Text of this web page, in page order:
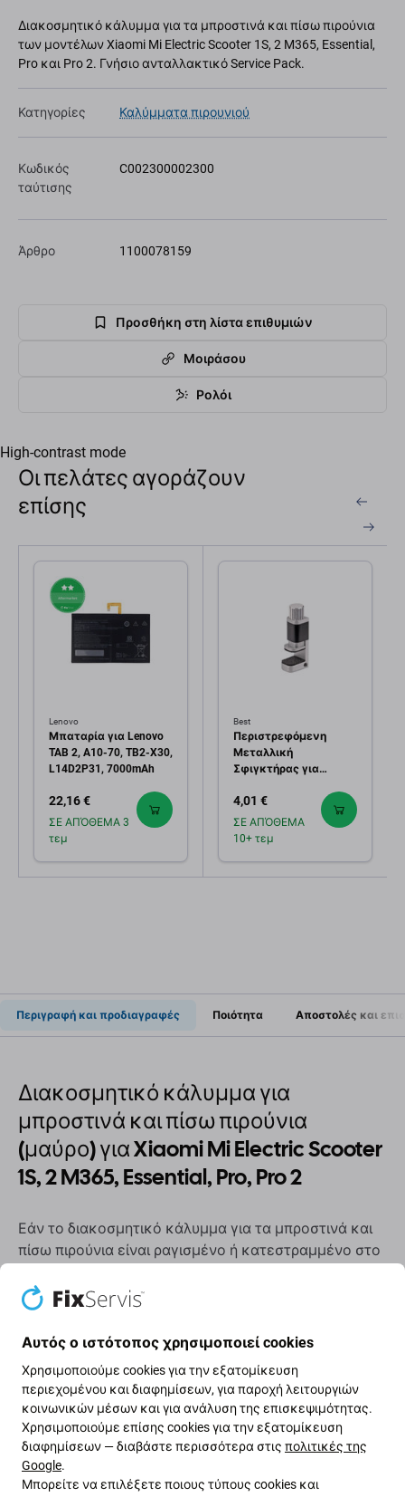
Διακοσμητικό κάλυμμα για τα μπροστινά και πίσω πιρούνια
των μοντέλων Xiaomi Mi Electric Scooter 1S, 2 M365, Essential,
Pro και Pro 2. Γνήσιο ανταλλακτικό Service Pack.
Κατηγορίες Καλύμματα πιρουνιού
Κωδικός
ταύτισης
C002300002300
Άρθρο 1100078159
Προσθήκη στη λίστα επιθυμιών
Μοιράσου
Ρολόι
High-contrast mode
Οι πελάτες αγοράζουν
επίσης
Lenovo
Μπαταρία για Lenovo
TAB 2, A10-70, TB2-X30,
L14D2P31, 7000mAh
22,16 €
ΣΕ ΑΠΌΘΕΜΑ 3
τεμ
Best
Περιστρεφόμενη
Μεταλλική
Σφιγκτήρας για
- Εύρος 15mm
4,01 €
ΣΕ ΑΠΌΘΕΜΑ
10+ τεμ
Περιγραφή και προδιαγραφές Ποιότητα Αποστολές και
Διακοσμητικό κάλυμμα για
μπροστινά και πίσω πιρούνια
(μαύρο) για Xiaomi Mi Electric Scooter
1S, 2 M365, Essential, Pro, Pro 2
Εάν το διακοσμητικό κάλυμμα για τα μπροστινά και
πίσω πιρούνια είναι ραγισμένο ή κατεστραμμένο στο
2 σας, αυτό είναι το εξάρτημα που χρειάζεστε για να
αποκαταστήσετε την εμφάνιση και τη
λειτουργικότητα της συσκευής σας.
Ποιότητα ανταλλακτικών
Το γνήσιο ανταλλακτικό Service Packείναι ένα
γνήσιο ανταλλακτικό, δηλαδή παρέχεται από τον
κατασκευαστή εξοπλισμού Xiaomi. Το ανταλλακτικό
είναι της υψηλότερης δυνατής ποιότητας στην αγορά
Αυτός ο ιστότοπος χρησιμοποιεί cookies
Χρησιμοποιούμε cookies για την εξατομίκευση
περιεχομένου και διαφημίσεων, για παροχή λειτουργιών
κοινωνικών μέσων και για ανάλυση της επισκεψιμότητας.
Χρησιμοποιούμε επίσης cookies για την εξατομίκευση
διαφημίσεων — διαβάστε περισσότερα στις πολιτικές της
Google.
Μπορείτε να επιλέξετε ποιους τύπους cookies και